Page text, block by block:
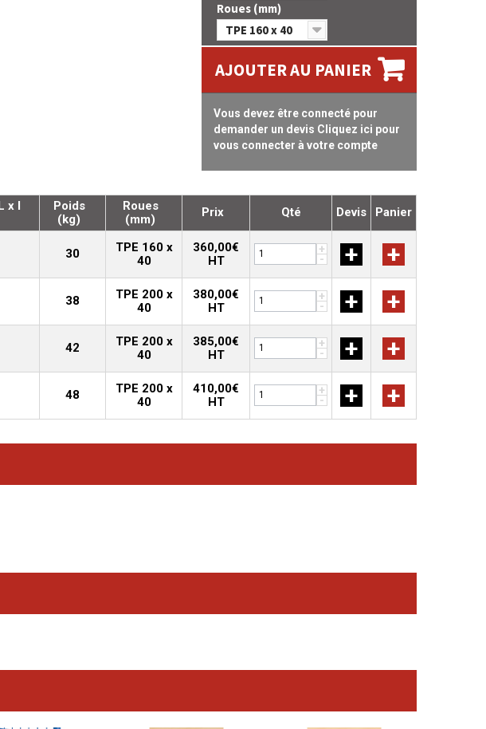
Roues (mm)
TPE 160 x 40
AJOUTER AU PANIER
Vous devez être connecté pour
demander un devis Cliquez ici pour
vous connecter à votre compte
x l
Poids
(kg)
Roues
(mm)
Prix Qté Devis Panier
30
TPE 160 x
40
360,00€
HT
+
- + +
38
TPE 200 x
40
380,00€
HT
+
- + +
42
TPE 200 x
40
385,00€
HT
+
- + +
48
TPE 200 x
40
410,00€
HT
+
- + +